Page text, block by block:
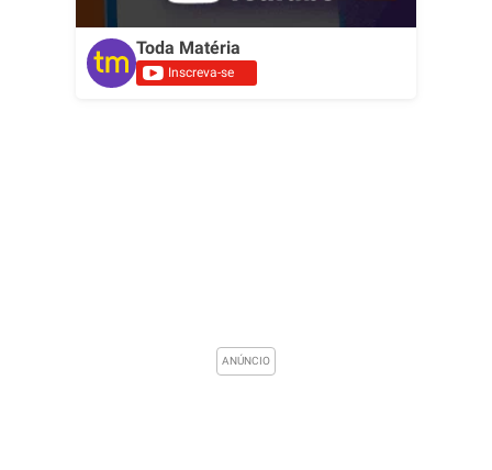
Toda Matéria
Inscreva-se